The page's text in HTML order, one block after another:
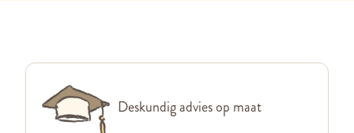
Deskundig advies op maat